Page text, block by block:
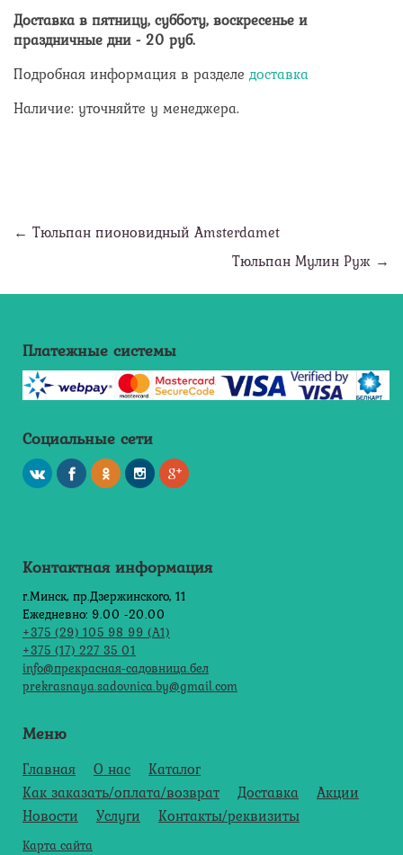
Доставка в пятницу, субботу, воскресенье и
праздничные дни - 20 руб.
Подробная информация в разделе доставка
Наличие: уточняйте у менеджера.
← Тюльпан пионовидный Amsterdamet
Тюльпан Мулин Руж →
Платежные системы
Социальные сети
Контактная информация
г.Минск, пр.Дзержинского, 11
Ежедневно: 9.00 -20.00
+375 (29) 105 98 99 (А1)
+375 (17) 227 35 01
info@прекрасная-садовница.бел
prekrasnaya.sadovnica.by@gmail.com
Меню
Главная О нас
Каталог
Как заказать/оплата/возврат
Доставка
Акции
Новости
Услуги Контакты/реквизиты
Карта сайта